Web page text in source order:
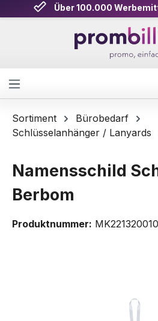
Zum Hauptinhalt springen
Über 100.000
Sortiment
Bürobedarf
Schlüsselanhänger / Lanyards
Namensschild
Berbom
Produktnummer: